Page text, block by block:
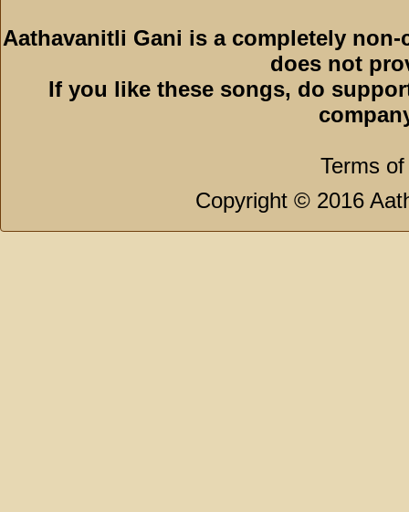
Aathavanitli Gani is a completely
does not
If you like these songs, do
Terms
Copyright © 2016